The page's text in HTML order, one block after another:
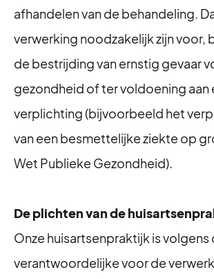
afhandelen van de behandeling.
verwerking noodzakelijk zijn voor,
de bestrijding van ernstig gevaar
gezondheid of ter voldoening aan
verplichting (bijvoorbeeld het
van een besmettelijke ziekte op
Wet Publieke Gezondheid).
De plichten van de
Onze huisartsenpraktijk is volgens
verantwoordelijke voor de